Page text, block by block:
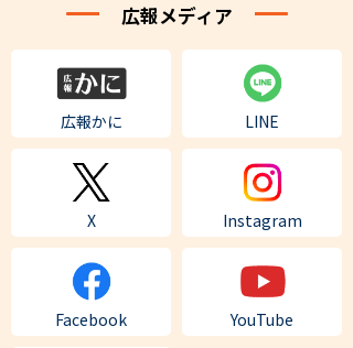
広報メディア
広報かに LINE
X Instagram
Facebook YouTube